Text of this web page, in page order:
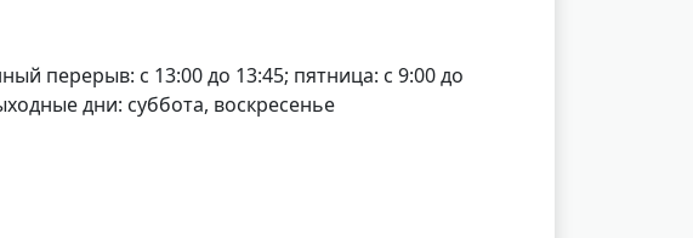
перерыв: с 13:00 до 13:45; пятница: с 9:00 до
дни: суббота, воскресенье